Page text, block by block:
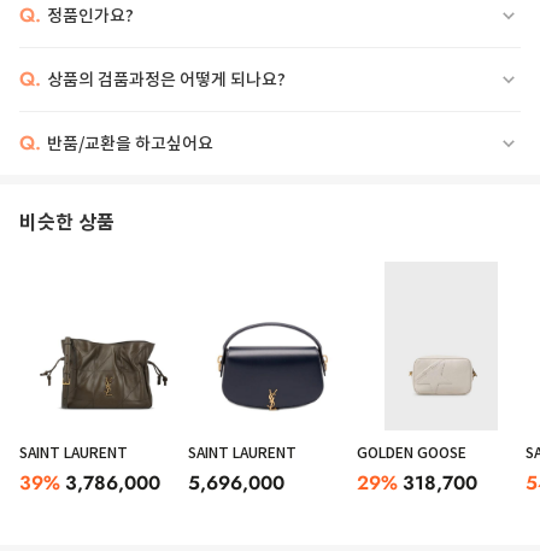
Q. 정품인가요?
Q. 상품의 검품과정은 어떻게 되나요?
Q. 반품/교환을 하고싶어요
비슷한 상품
SAINT LAURENT
39% 3,786,000
SAINT LAURENT
5,696,000
GOLDEN GOOSE
29% 318,700